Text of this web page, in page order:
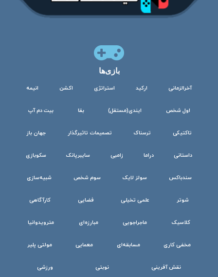
بازی‌ها
آخرالزمانی ارکید استراتژی اکشن انیمه
اول شخص ایندی(مستقل) بقا بیت دم آپ
تاکتیکی ترسناک تصمیمات تاثیرگذار جهان باز
داستانی دراما زامبی سایبرپانک سکوبازی
سندباکس سولز لایک سوم شخص شبیه‌سازی
شوتر علمی تخیلی فضایی کارآگاهی
کلاسیک ماجراجویی مبارزه‌ای مترویدوانیا
مخفی کاری مسابقه‌ای معمایی مولتی پلیر
نقش آفرینی نوبتی ورزشی